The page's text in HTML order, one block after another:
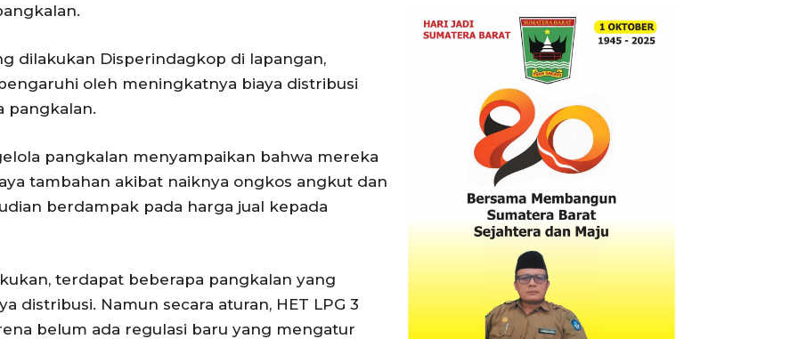
dilakukan Disperindagkop di lapangan,
oleh meningkatnya biaya distribusi
pangkalan.
pangkalan menyampaikan bahwa mereka
tambahan akibat naiknya ongkos angkut dan
berdampak pada harga jual kepada
terdapat beberapa pangkalan yang
distribusi. Namun secara aturan, HET LPG 3
belum ada regulasi baru yang mengatur